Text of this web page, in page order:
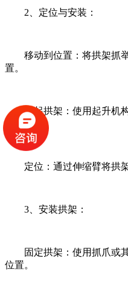
2、定位与安装：
移动到位置：将拱架抓举
置。
升起拱架：使用起升机构
度。
定位：通过伸缩臂将拱架
3、安装拱架：
固定拱架：使用抓爪或其
位置。